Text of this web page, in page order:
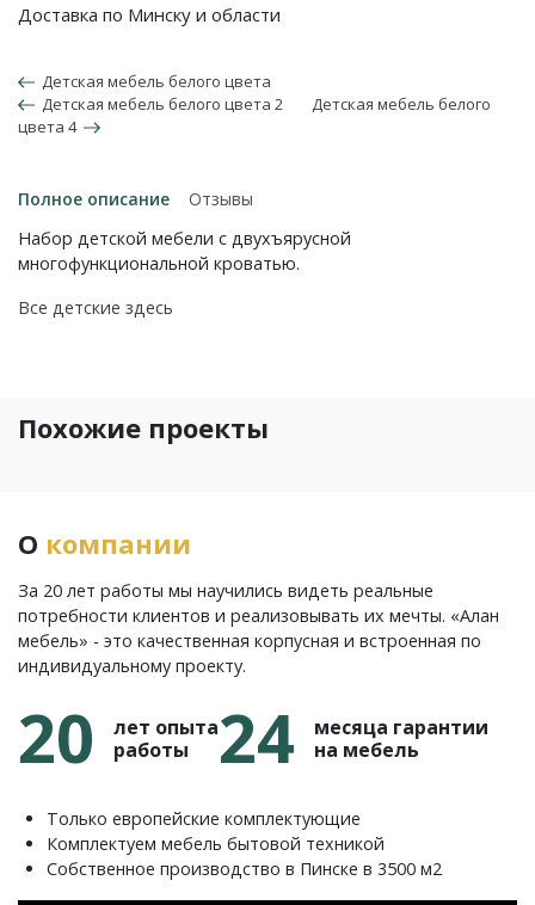
Доставка по Минску и области
Детская мебель белого цвета
Детская мебель белого цвета 2
Детская мебель белого
цвета 4
Полное описание
Отзывы
Набор детской мебели с двухъярусной
многофункциональной кроватью.
Все детские здесь
Похожие проекты
О компании
За 20 лет работы мы научились видеть реальные
потребности клиентов и реализовывать их мечты. «Алан
мебель» - это качественная корпусная и встроенная по
индивидуальному проекту.
20
лет опыта
работы
24
месяца гарантии
на мебель
Только европейские комплектующие
Комплектуем мебель бытовой техникой
Собственное производство в Пинске в 3500 м2